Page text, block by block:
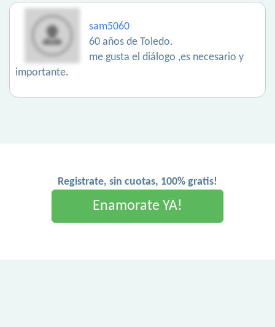
sam5060
60 años de Toledo.
me gusta el diálogo ,es necesario y
importante.
Registrate, sin cuotas, 100% gratis!
Enamorate YA!